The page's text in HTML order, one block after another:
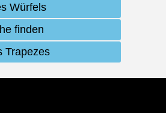
Würfels
finden
Trapezes